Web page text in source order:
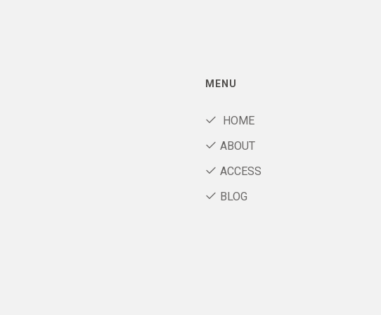
MENU
HOME
ABOUT
ACCESS
BLOG